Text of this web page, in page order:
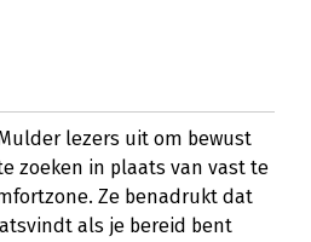
lezers uit om bewust
zoeken in plaats van vast te
Ze benadrukt dat
als je bereid bent